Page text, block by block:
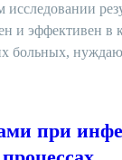
и эффективен в
больных,
при